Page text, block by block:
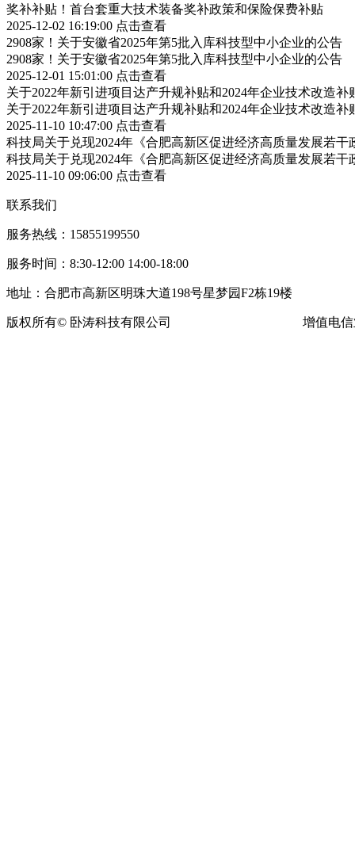
奖补补贴！首台套重大技术装备奖补政策和保险保费补贴
2025-12-02 16:19:00 点击查看
2908家！关于安徽省2025年第5批入库科技型中小企业的公告
2908家！关于安徽省2025年第5批入库科技型中小企业的公告
2025-12-01 15:01:00 点击查看
关于2022年新引进项目达产升规补贴和2024年企业技术改造
关于2022年新引进项目达产升规补贴和2024年企业技术改造
2025-11-10 10:47:00 点击查看
科技局关于兑现2024年《合肥高新区促进经济高质量发展若
科技局关于兑现2024年《合肥高新区促进经济高质量发展若
2025-11-10 09:06:00 点击查看
联系我们
服务热线：15855199550
服务时间：8:30-12:00 14:00-18:00
地址：合肥市高新区明珠大道198号星梦园F2栋19楼
版权所有© 卧涛科技有限公司 增值电